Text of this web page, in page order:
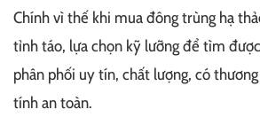
Chính vì thế khi mua đông trùng hạ
tỉnh táo, lựa chọn kỹ lưỡng để tìm
phân phối uy tín, chất lượng, có
tính an toàn.